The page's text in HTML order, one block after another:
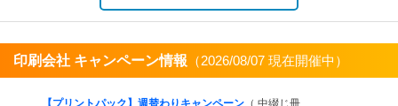
印刷会社 キャンペーン情報 （2026/08/07 現在開催中）
【プリントパック】週替わりキャンペーン （ 中綴じ冊